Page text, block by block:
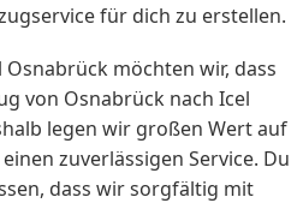
für dich zu erstellen.
möchten wir, dass
von Osnabrück nach Icel
legen wir großen Wert auf
zuverlässigen Service. Du
dass wir sorgfältig mit